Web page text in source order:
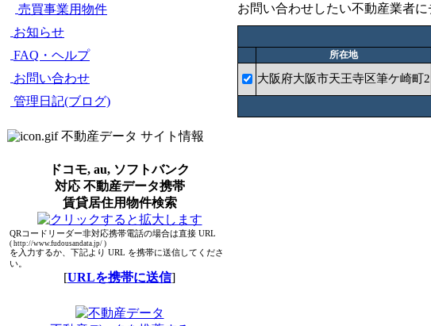
売買事業用物件
お知らせ
FAQ・ヘルプ
お問い合わせ
管理日記(ブログ)
不動産データ サイト情報
ドコモ, au, ソフトバンク
対応 不動産データ携帯
賃貸居住用物件検索
QRコードリーダー非対応携帯電話の場合は直接 URL
( http://www.fudousandata.jp/ )
を入力するか、下記より URL を携帯に送信してくださ
い。
[URLを携帯に送信]
お問い合わせしたい不動産業者
所在地
大阪府大阪市天王寺区筆ケ崎町2